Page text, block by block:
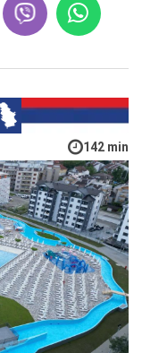
142 min